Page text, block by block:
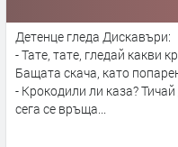
Детенце гледа Дискавъри:
- Тате, тате, гледай какви
Бащата скача, като
- Крокодили ли каза?
сега се връща...